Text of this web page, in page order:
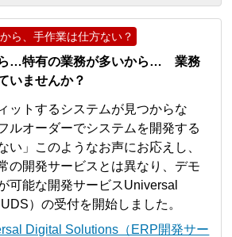
ら、手作業は仕方ない？
ら…特有の業務が多いから… 業務
いませんか？
ットするシステムが見つからな
ルオーダーでシステムを開発する
い」このようなお声にお応えし、
の開発サービスとは異なり、デモ
可能な開発サービスUniversal
）の受付を開始しました。
Digital Solutions（ERP開発サー